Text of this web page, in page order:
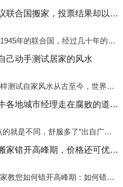
辽阳县俄提议联合国搬家，投票结果却以惨败收场
辽阳县成立于1945年的联合国，经过几十年的发展，如今拥有193个成员国。拥有如此众多会员国的联合国，可以说是世界上最具代表性的国际组织，也是世界上分量最重、有着较高话语权的国际组织。但以美国为首的西方国家
己动手测试居家的风水
辽阳县教您怎样测试自家风水从古至今，世界各地的人们都在研究人在乾坤中的位置以及它们所形成的关系。通过探究季节转换、星象变化，并且在所观测到的自然规律的指导下，人们开始认识到居住在不同住宅中的人，其一生中的财
辽阳县蓝犀牛各地城市经理走在腐败的道路上
辽阳县“这贵点的就是不同，舒服多了”出自广州运营邓经理的口中。2023年开年刚出来，三个司机（加盟蓝犀牛的个人队伍）便请广州经理去佛山娱乐场所大消费了一次，据知悉一晚消费达一万多，由三人平摊费用，燃鹅这样的
辽阳县教您搬家错开高峰期，价格还可优惠！
辽阳县中迁搬家教您如何错开高峰期：如何错开高峰期搬家，中迁搬家做了一些电话数据统计和分析，发现市民中午2点左右访问网站的人是最多的，电话咨询是早上9点左右是最多的，预约搬家周六和周日是最多的，网上QQ微